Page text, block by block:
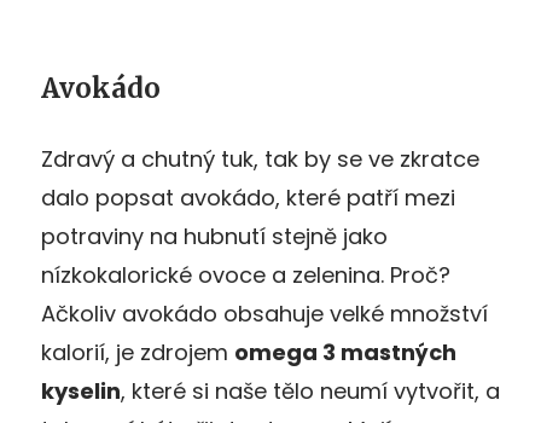
Avokádo
Zdravý a chutný tuk, tak by se ve zkratce
dalo popsat avokádo, které patří mezi
potraviny na hubnutí stejně jako
nízkokalorické ovoce a zelenina. Proč?
Ačkoliv avokádo obsahuje velké množství
kalorií, je zdrojem omega 3 mastných
kyselin, které si naše tělo neumí vytvořit, a